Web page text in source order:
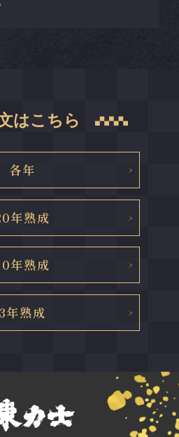
はこちら
各年
年熟成
年熟成
3年熟成